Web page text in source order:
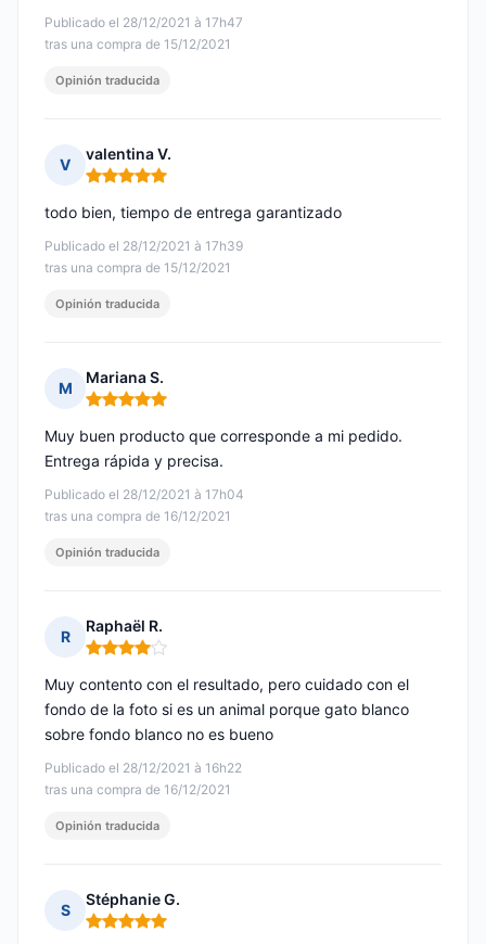
Publicado el 28/12/2021 à 17h47
tras una compra de 15/12/2021
Opinión traducida
V
valentina V.
Nota: 5 de 5
Publicado el 28/12/2021 à 17h39
tras una compra de 15/12/2021
todo bien, tiempo de entrega garantizado
Opinión traducida
M
Mariana S.
Nota: 5 de 5
Publicado el 28/12/2021 à 17h04
tras una compra de 16/12/2021
Muy buen producto que corresponde a mi pedido.
Entrega rápida y precisa.
Opinión traducida
R
Raphaël R.
Nota: 4 de 5
Publicado el 28/12/2021 à 16h22
tras una compra de 16/12/2021
Muy contento con el resultado, pero cuidado con el
fondo de la foto si es un animal porque gato blanco
sobre fondo blanco no es bueno
Opinión traducida
S
Stéphanie G.
Nota: 5 de 5